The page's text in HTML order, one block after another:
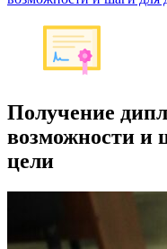
Получение
возможности и
цели